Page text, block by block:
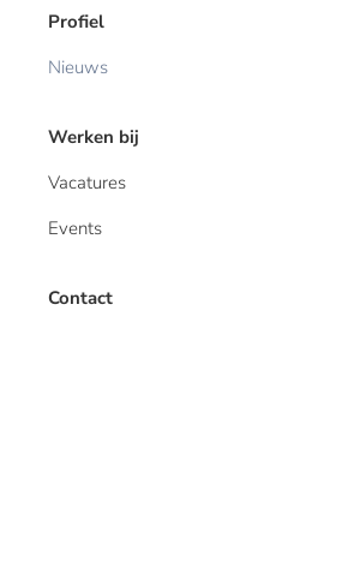
Profiel
Nieuws
Werken bij
Vacatures
Events
Contact